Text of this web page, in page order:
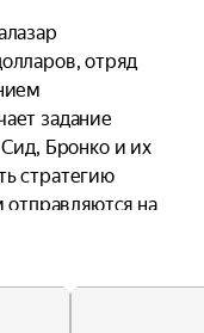
отряд
задание
Бронко и их
стратегию
отправляются на
все свои навыки
под контроля.